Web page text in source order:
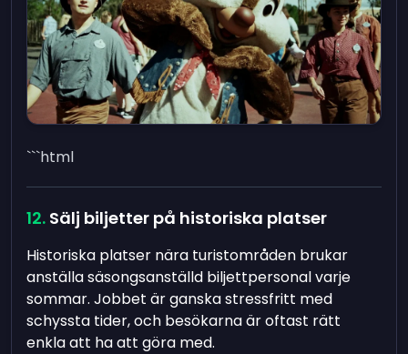
```html
Sälj biljetter på historiska platser
Historiska platser nära turistområden brukar
anställa säsongsanställd biljettpersonal varje
sommar. Jobbet är ganska stressfritt med
schyssta tider, och besökarna är oftast rätt
enkla att ha att göra med.